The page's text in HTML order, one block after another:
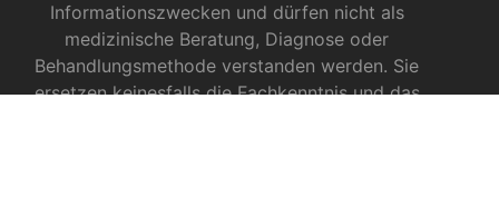
Informationszwecken und dürfen nicht als
medizinische Beratung, Diagnose oder
Behandlungsmethode verstanden werden. Sie
ersetzen keinesfalls die Fachkenntnis und das